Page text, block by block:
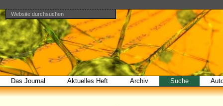
Direkt
zum
Inhalt
|
Direkt
zur
Navigation
Benutzerspezifische
Werkzeuge
Website durchsuchen
Erweiterte
Suche…
Bereiche
Das Journal Aktuelles Heft Archiv Suche